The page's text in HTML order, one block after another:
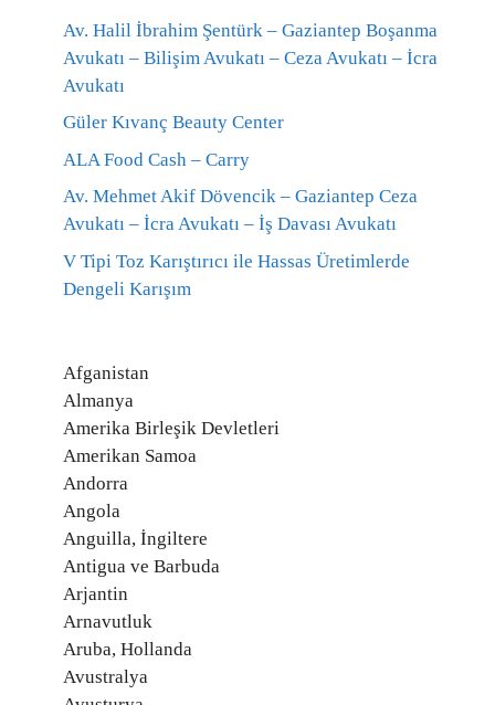
Av. Halil İbrahim Şentürk – Gaziantep Boşanma
Avukatı – Bilişim Avukatı – Ceza Avukatı – İcra
Avukatı
Güler Kıvanç Beauty Center
ALA Food Cash – Carry
Av. Mehmet Akif Dövencik – Gaziantep Ceza
Avukatı – İcra Avukatı – İş Davası Avukatı
V Tipi Toz Karıştırıcı ile Hassas Üretimlerde
Dengeli Karışım
Afganistan
Almanya
Amerika Birleşik Devletleri
Amerikan Samoa
Andorra
Angola
Anguilla, İngiltere
Antigua ve Barbuda
Arjantin
Arnavutluk
Aruba, Hollanda
Avustralya